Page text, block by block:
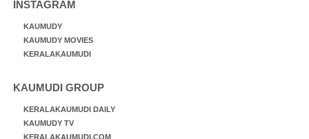
INSTAGRAM
KAUMUDY
KAUMUDY MOVIES
KERALAKAUMUDI
KAUMUDI GROUP
KERALAKAUMUDI DAILY
KAUMUDY TV
KERALAKAUMUDI.COM